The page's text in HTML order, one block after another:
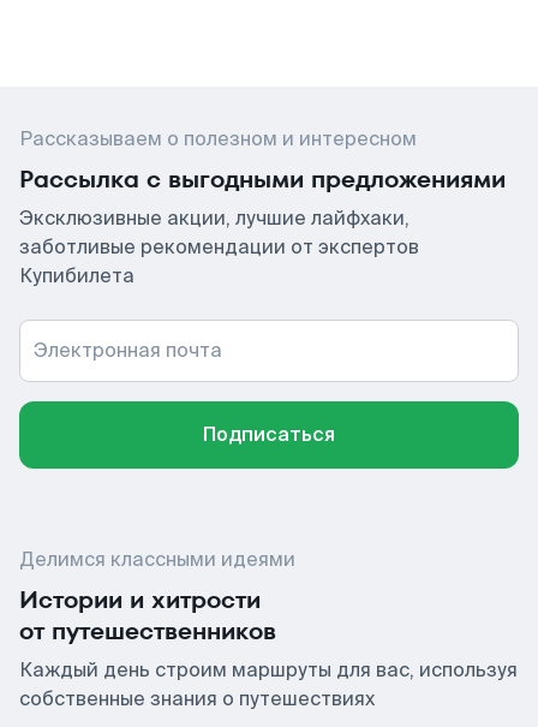
Рассказываем о полезном и интересном
Рассылка с выгодными предложениями
Эксклюзивные акции, лучшие лайфхаки,
заботливые рекомендации от экспертов
Купибилета
Электронная почта
Подписаться
Делимся классными идеями
Истории и хитрости
от путешественников
Каждый день строим маршруты для вас, используя
собственные знания о путешествиях